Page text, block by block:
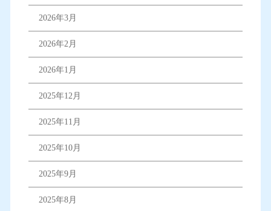
2026年3月
2026年2月
2026年1月
2025年12月
2025年11月
2025年10月
2025年9月
2025年8月